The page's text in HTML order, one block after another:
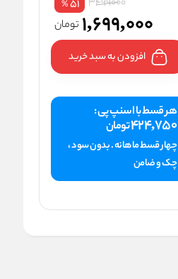
3499000
51
%
1,699,000 تومان
افزودن به سبد خرید
هر قسط با اسنپ پی :
424,750تومان
چهار قسط ماهانه . بدون سود ،
چک و ضامن